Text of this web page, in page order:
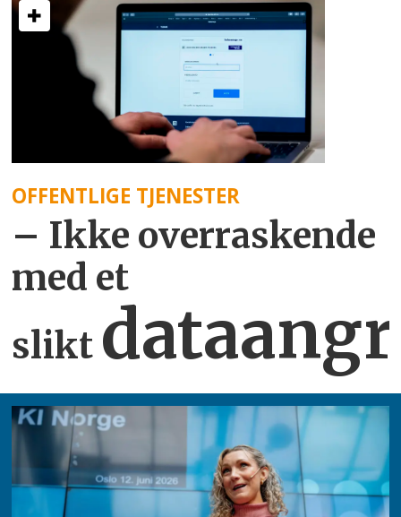
OFFENTLIGE TJENESTER
– Ikke overraskende
med et
slikt